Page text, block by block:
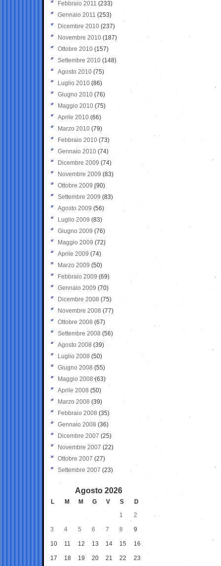
Febbraio 2011 (233)
Gennaio 2011 (253)
Dicembre 2010 (237)
Novembre 2010 (187)
Ottobre 2010 (157)
Settembre 2010 (148)
Agosto 2010 (75)
Luglio 2010 (86)
Giugno 2010 (76)
Maggio 2010 (75)
Aprile 2010 (66)
Marzo 2010 (79)
Febbraio 2010 (73)
Gennaio 2010 (74)
Dicembre 2009 (74)
Novembre 2009 (83)
Ottobre 2009 (90)
Settembre 2009 (83)
Agosto 2009 (56)
Luglio 2009 (83)
Giugno 2009 (76)
Maggio 2009 (72)
Aprile 2009 (74)
Marzo 2009 (50)
Febbraio 2009 (69)
Gennaio 2009 (70)
Dicembre 2008 (75)
Novembre 2008 (77)
Ottobre 2008 (67)
Settembre 2008 (56)
Agosto 2008 (39)
Luglio 2008 (50)
Giugno 2008 (55)
Maggio 2008(63)
Aprile 2008 (50)
Marzo 2008 (39)
Febbraio 2008 (35)
Gennaio 2008 (36)
Dicembre 2007 (25)
Novembre 2007 (22)
Ottobre 2007 (27)
Settembre 2007 (23)
Agosto 2026
L M M G V S
D
1
2
3 4 5 6 7 8 9
10 11 12 13 14 15 16
17 18 19 20 21 22 23